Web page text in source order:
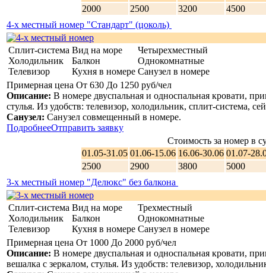
Детская коляска;
Детская телеканалы;
Детская площадка на улице.
Услуги для гостей (платно):
Трансфер;
Прачечная;
Услуги по глажению одежды.
Разращение домашних животных не допускается;
В номерах не курить, есть специальное места для
курения.
Обеспечение безопасности:
Есть аптечка первой помощи
В объекте следят за состоянием здоровья гостей
2000
2500 3200
4500
4-х местный номер "Стандарт" (цоколь)
Сплит-система
Холодильник
Телевизор
Вид на море
Балкон
Кухня в номере
Четырехместный
Однокомнатные
Санузел в номере
Примерная цена От 630 До 1250 руб/чел
Описание: В номере двуспальная и односпальная кровати,
стулья. Из удобств: телевизор, холодильник, сплит-система,
Санузел: Санузел совмещенный в номере.
ПодробнееОтправить заявку
Стоимость за номер в
01.05-31.05 01.06-15.06 16.06-30.06 01.07-
2500
2900 3800
5000
3-х местный номер "Делюкс" без балкона
Сплит-система
Холодильник
Телевизор
Вид на море
Балкон
Кухня в номере
Трехместный
Однокомнатные
Санузел в номере
Примерная цена От 1000 До 2000 руб/чел
Описание: В номере двуспальная и односпальная кровати,
вешалка с зеркалом, стулья. Из удобств: телевизор,